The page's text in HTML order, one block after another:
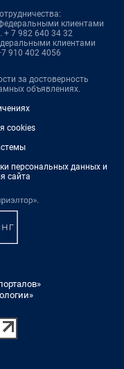
клиентами
+ 7 982 640 34 32
клиентами
910 402 4056
за достоверность
объявлениях.
cookies
персональных данных и
сайта